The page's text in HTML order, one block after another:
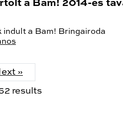
a Bam! 2014-es
a Bam! Bringairoda
»
results